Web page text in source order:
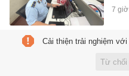
7
Cải thiện trải nghiệm
Từ chối